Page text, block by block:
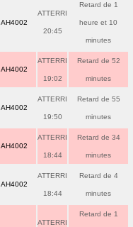
AH4002
ATTERRI
20:45
Retard de 1
heure et 10
minutes
AH4002
ATTERRI
19:02
Retard de 52
minutes
AH4002
ATTERRI
19:50
Retard de 55
minutes
AH4002
ATTERRI
18:44
Retard de 34
minutes
AH4002
ATTERRI
18:44
Retard de 4
minutes
ATTERRI
Retard de 1